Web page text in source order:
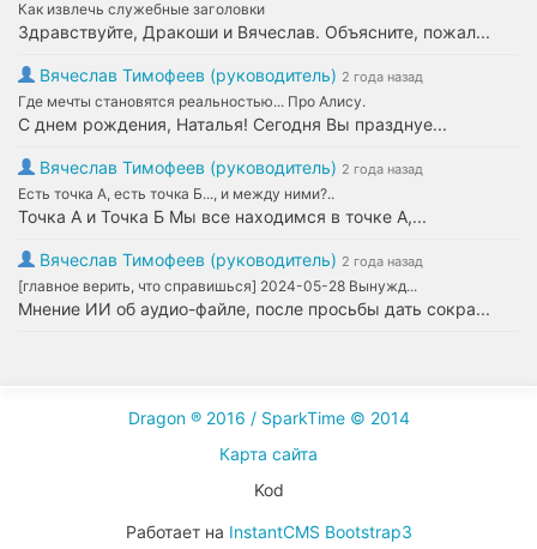
Как извлечь служебные заголовки
Здравствуйте, Дракоши и Вячеслав. Объясните, пожал...
Вячеслав Тимофеев (руководитель) 2 года назад
Где мечты становятся реальностью... Про Алису.
С днем рождения, Наталья! Сегодня Вы празднуе...
Вячеслав Тимофеев (руководитель) 2 года назад
Есть точка А, есть точка Б..., и между ними?..
Точка А и Точка Б Мы все находимся в точке А,...
Вячеслав Тимофеев (руководитель) 2 года назад
[главное верить, что справишься] 2024-05-28 Вынужд...
Мнение ИИ об аудио-файле, после просьбы дать сокра...
Dragon ® 2016 / SparkTime © 2014
Карта сайта
Kod
Работает на InstantCMS Bootstrap3